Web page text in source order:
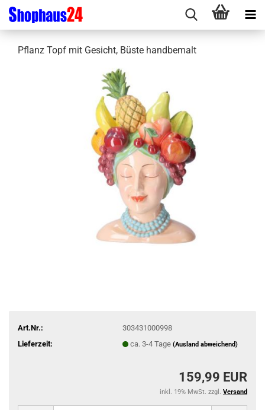
Pflanz Topf mit Gesicht, Büste handbemalt
Art.Nr.:
303431000998
Lieferzeit:
ca. 3-4 Tage (Ausland abweichend)
159,99 EUR
inkl. 19% MwSt. zzgl. Versand